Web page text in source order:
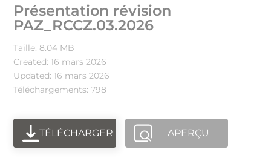
Présentation révision
PAZ_RCCZ.03.2026
Taille: 8.04 MB
Created: 16 mars 2026
Updated: 16 mars 2026
Téléchargements: 798
TÉLÉCHARGER APERÇU